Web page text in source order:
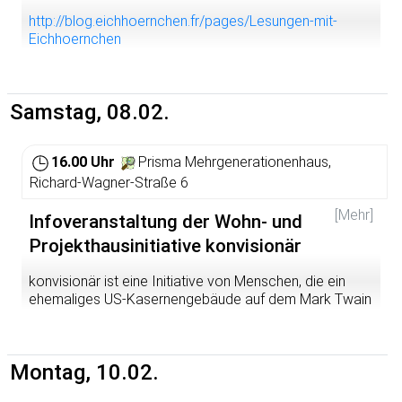
http://blog.eichhoernchen.fr/pages/Lesungen-mit-
Eichhoernchen
Samstag, 08.02.
16.00 Uhr
Prisma Mehrgenerationenhaus,
Richard-Wagner-Straße 6
[Mehr]
Infoveranstaltung der Wohn- und
Projekthausinitiative konvisionär
konvisionär ist eine Initiative von Menschen, die ein
ehemaliges US-Kasernengebäude auf dem Mark Twain
Wir wollen gemeinschaftlich, ökologisch, solidarisch und
selbstverwaltet leben.
Montag, 10.02.